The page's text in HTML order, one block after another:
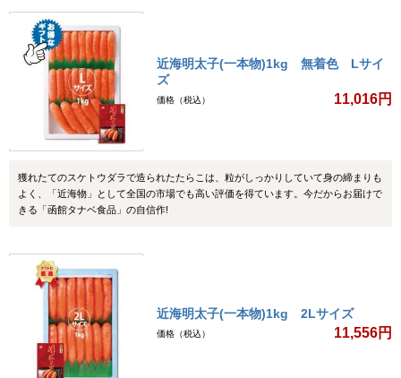
近海明太子(一本物)1kg 無着色 Lサイ
ズ
価格（税込） 11,016円
獲れたてのスケトウダラで造られたたらこは、粒がしっかりしていて身の締まりも
よく、「近海物」として全国の市場でも高い評価を得ています。今だからお届けで
きる「函館タナベ食品」の自信作!
近海明太子(一本物)1kg 2Lサイズ
価格（税込） 11,556円